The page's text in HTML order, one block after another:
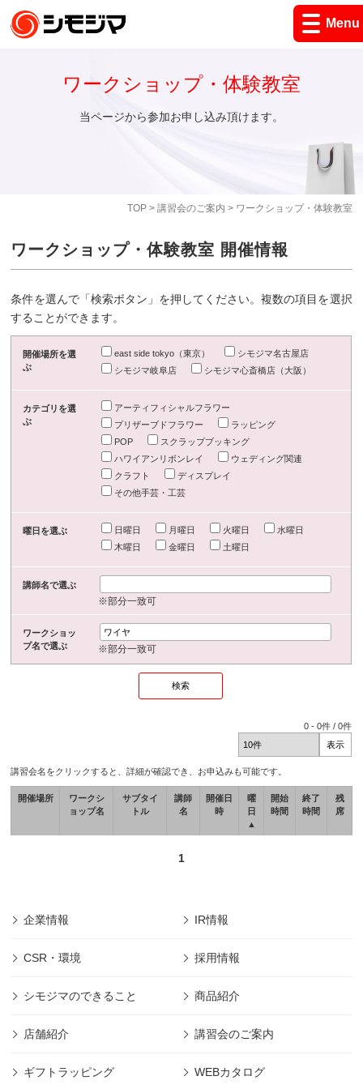
Menu
TOP> 講習会のご案内 > ワークショップ・体験教室
ワークショップ・体験教室
当ページから参加お申し込み頂けます。
ワークショップ・体験教室 開催情報
条件を選んで「検索ボタン」を押してください。複数の項目を選択
することができます。
開催場所を選
ぶ
east side tokyo（東京）
シモジマ名古屋店
シモジマ岐阜店
シモジマ心斎橋店（大阪）
カテゴリを選
ぶ
アーティフィシャルフラワー
プリザーブドフラワー
ラッピング
POP
スクラップブッキング
ハワイアンリボンレイ
ウェディング関連
クラフト
ディスプレイ
その他手芸・工芸
曜日を選ぶ 日曜日 月曜日 火曜日
水曜日
木曜日
金曜日 土曜日
講師名で選ぶ
※部分一致可
ワークショッ
プ名で選ぶ
※部分一致可
0 -0件 /0件
講習会名をクリックすると、詳細が確認でき、お申込みも可能です。
開催場所
ワークシ
ョップ名
サブタイ
トル
講師
名
開催日
時
曜
日
▲
開始
時間
終了
時間
残
席
1
企業情報 IR情報
CSR・環境 採用情報
シモジマのできること 商品紹介
店舗紹介 講習会のご案内
ギフトラッピング WEBカタログ